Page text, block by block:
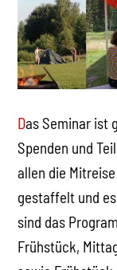
Das Seminar ist
Spenden und
allen die
gestaffelt und
sind das
Frühstück,